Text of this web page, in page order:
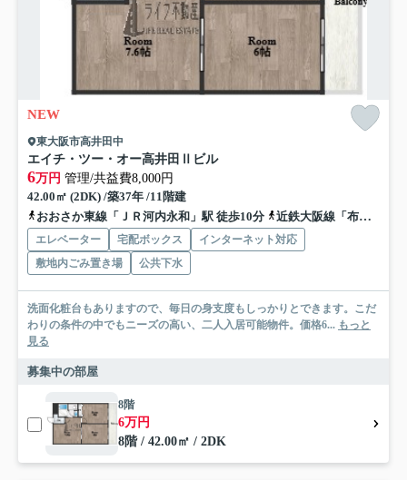
NEW
東大阪市高井田中
エイチ・ツー・オー高井田Ⅱビル
6万円 管理/共益費8,000円
42.00㎡ (2DK) /築37年 /11階建
おおさか東線「ＪＲ河内永和」駅 徒歩10分
近鉄大阪線「布施」駅 徒歩15分
エレベーター 宅配ボックス
インターネット対応
敷地内ごみ置き場
公共下水
洗面化粧台もありますので、毎日の身支度もしっかりとできます。こだ
わりの条件の中でもニーズの高い、二人入居可能物件。価格6... もっと
見る
募集中の部屋
8階
6万円
8階 / 42.00㎡ / 2DK